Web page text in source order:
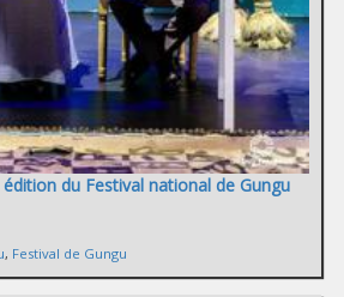
du Festival national de Gungu
, Festival de Gungu